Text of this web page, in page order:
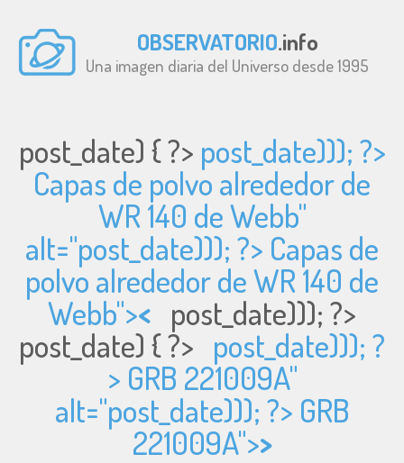
OBSERVATORIO.info
Una imagen diaria del Universo desde 1995
post_date) { ?> post_date))); ?>
Capas de polvo alrededor de
WR 140 de Webb"
alt="post_date))); ?> Capas de
polvo alrededor de WR 140 de
Webb">< post_date))); ?>
post_date) { ?> post_date))); ?
> GRB 221009A"
alt="post_date))); ?> GRB
221009A">>